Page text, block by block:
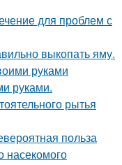
для проблем с
выкопать яму.
руками
руками.
рытья
польза
насекомого